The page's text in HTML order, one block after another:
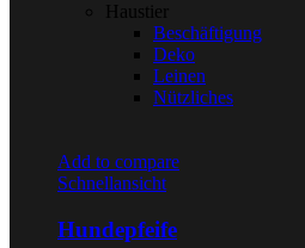
Haustier
Beschäftigung
Deko
Leinen
Nützliches
Add to compare
Schnellansicht
Hundepfeife